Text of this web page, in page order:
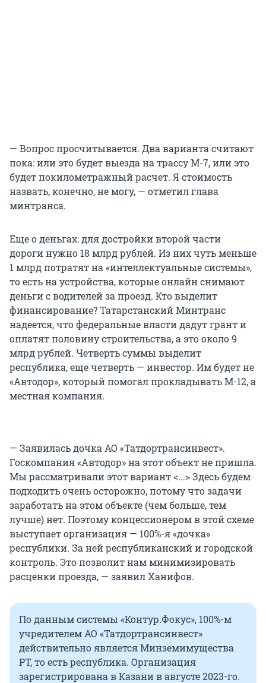
— Вопрос просчитывается. Два варианта считают
пока: или это будет выезда на трассу М-7, или это
будет покилометражный расчет. Я стоимость
назвать, конечно, не могу, — отметил глава
минтранса.
Еще о деньгах: для достройки второй части
дороги нужно 18 млрд рублей. Из них чуть меньше
1 млрд потратят на «интеллектуальные системы»,
то есть на устройства, которые онлайн снимают
деньги с водителей за проезд. Кто выделит
финансирование? Татарстанский Минтранс
надеется, что федеральные власти дадут грант и
оплатят половину строительства, а это около 9
млрд рублей. Четверть суммы выделит
республика, еще четверть — инвестор. Им будет не
«Автодор», который помогал прокладывать М-12, а
местная компания.
— Заявилась дочка АО «Татдортрансинвест».
Госкомпания «Автодор» на этот объект не пришла.
Мы рассматривали этот вариант <...> Здесь будем
подходить очень осторожно, потому что задачи
заработать на этом объекте (чем больше, тем
лучше) нет. Поэтому концессионером в этой схеме
выступает организация — 100%-я «дочка»
республики. За ней республиканский и городской
контроль. Это позволит нам минимизировать
расценки проезда, — заявил Ханифов.
По данным системы «Контур.Фокус», 100%-м
учредителем АО «Татдортрансинвест»
действительно является Минземимущества
РТ, то есть республика. Организация
зарегистрирована в Казани в августе 2023-го.